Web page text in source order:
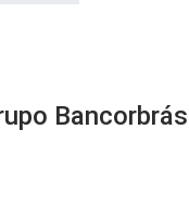
Bancorbrás